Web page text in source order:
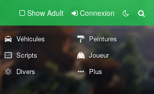
Show Adult Connexion
Véhicules
Peintures
Scripts
Joueur
Divers Plus